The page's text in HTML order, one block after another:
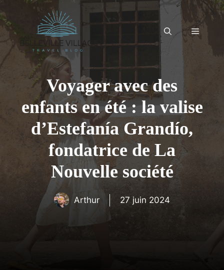
au
contenu
Menu
Voyager avec des
enfants en été : la valise
d’Estefanía Grandío,
fondatrice de La
Nouvelle société
Arthur 27 juin 2024